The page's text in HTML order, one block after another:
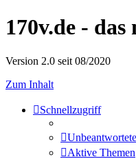
170v.de -
Version 2.0 seit 08/2020
Zum Inhalt
Schnellzugriff
Aktive Themen